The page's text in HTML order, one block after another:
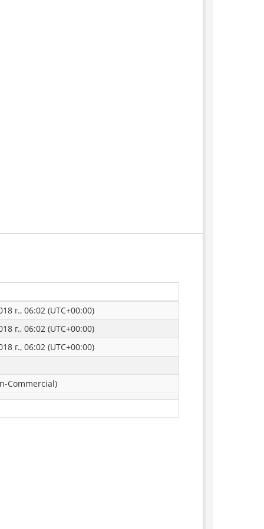
г., 06:02 (UTC+00:00)
г., 06:02 (UTC+00:00)
г., 06:02 (UTC+00:00)
Commercial)